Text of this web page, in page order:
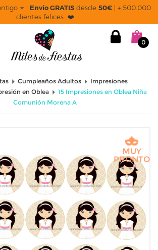
⭐ | Envío GRATIS desde 50€ | + 500.000
clientes felices ❤️
0
Cumpleaños Adultos
Impresiones
en Oblea
15 Impresiones en Oblea Niña
Comunión Morena A
MUY
PRONTO